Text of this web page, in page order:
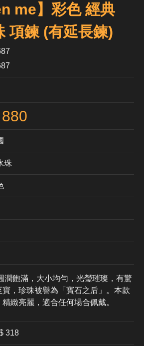
me】彩色 經典
項鍊 (有延長鍊)
珠
潤飽滿，大小均勻，光瑩璀璨，有驚
，珍珠被譽為「寶石之后」。本款
緻亮麗，適合任何場合佩戴。
318